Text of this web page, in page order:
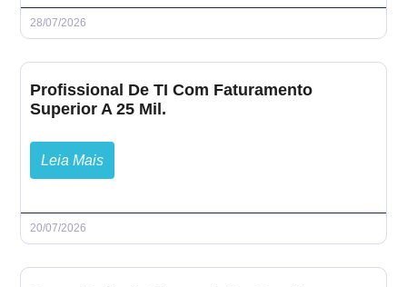
28/07/2026
Profissional De TI Com Faturamento
Superior A 25 Mil.
Leia Mais
20/07/2026